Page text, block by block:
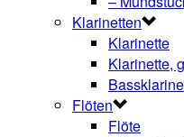
Klarinetten
Klarinette
Klarinette,
Flöten
Flöte